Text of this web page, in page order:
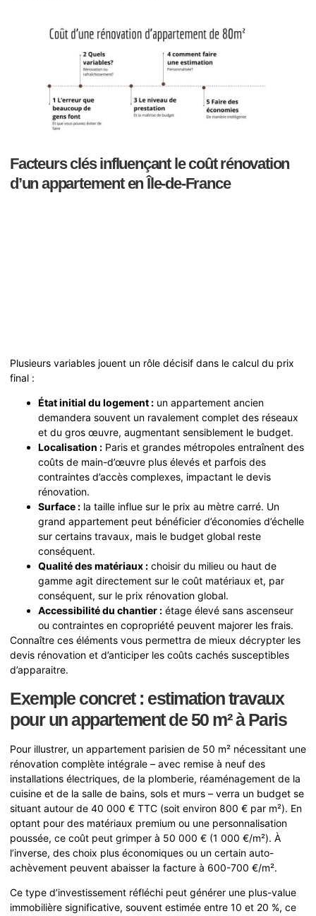
Facteurs clés influençant le coût rénovation
d’un appartement en Île-de-France
Plusieurs variables jouent un rôle décisif dans le calcul du prix
final :
État initial du logement : un appartement ancien
demandera souvent un ravalement complet des réseaux
et du gros œuvre, augmentant sensiblement le budget.
Localisation : Paris et grandes métropoles entraînent des
coûts de main-d’œuvre plus élevés et parfois des
contraintes d’accès complexes, impactant le devis
rénovation.
Surface : la taille influe sur le prix au mètre carré. Un
grand appartement peut bénéficier d’économies d’échelle
sur certains travaux, mais le budget global reste
conséquent.
Qualité des matériaux : choisir du milieu ou haut de
gamme agit directement sur le coût matériaux et, par
conséquent, sur le prix rénovation global.
Accessibilité du chantier : étage élevé sans ascenseur
ou contraintes en copropriété peuvent majorer les frais.
Connaître ces éléments vous permettra de mieux décrypter les
devis rénovation et d’anticiper les coûts cachés susceptibles
d’apparaitre.
Exemple concret : estimation travaux
pour un appartement de 50 m² à Paris
Pour illustrer, un appartement parisien de 50 m² nécessitant une
rénovation complète intégrale – avec remise à neuf des
installations électriques, de la plomberie, réaménagement de la
cuisine et de la salle de bains, sols et murs – verra un budget se
situant autour de 40 000 € TTC (soit environ 800 € par m²). En
optant pour des matériaux premium ou une personnalisation
poussée, ce coût peut grimper à 50 000 € (1 000 €/m²). À
l’inverse, des choix plus économiques ou un certain auto-
achèvement peuvent abaisser la facture à 600-700 €/m².
Ce type d’investissement réfléchi peut générer une plus-value
immobilière significative, souvent estimée entre 10 et 20 %, ce